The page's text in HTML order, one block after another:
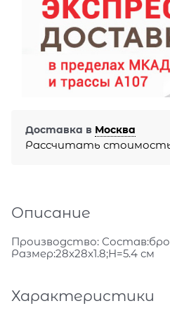
Доставка в Москва
Рассчитать
Описание
Производство:
Размер:28x28x1.8;H=5.4 см
Характеристики